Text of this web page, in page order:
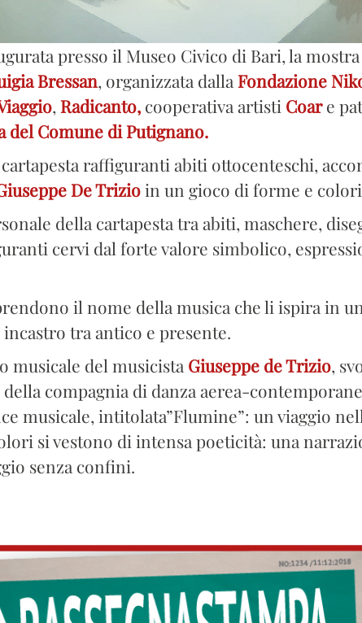
presso il Museo Civico di Bari, la
Bressan, organizzata dalla Fondazione
, Radicanto, cooperativa artisti Coare
del Comune di Putignano.
raffiguranti abiti ottocenteschi,
De Trizioin un gioco di forme e
della cartapesta tra abiti, maschere,
cervi dal forte valore simbolico,
il nome della musica che li ispira in
tra antico e presente.
musicale del musicista Giuseppe de Trizio,
compagnia di danza aerea-
musicale, intitolata”Flumine”: un viaggio
si vestono di intensa poeticità: una
senza confini.